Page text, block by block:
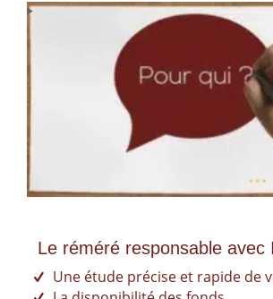
Le réméré responsable avec
Une étude précise et rapide de